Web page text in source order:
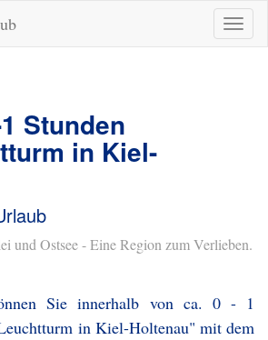
ein-/
Stunden
in Kiel-
und Ostsee - Eine Region zum Verlieben.
Sie innerhalb von ca. 0 - 1
in Kiel-Holtenau" mit dem